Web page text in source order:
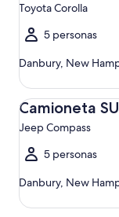
Toyota Corolla
5 personas
Danbury, New
Camioneta
Jeep Compass
5 personas
Danbury, New
Camioneta SUV